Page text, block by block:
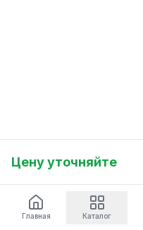
Цену уточняйте
Главная Каталог